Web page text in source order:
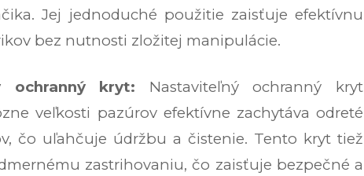
Jej jednoduché použitie zaisťuje efektívnu
bez nutnosti zložitej manipulácie.
ochranný kryt: Nastaviteľný ochranný kryt
veľkosti pazúrov efektívne zachytáva odreté
čo uľahčuje údržbu a čistenie. Tento kryt tiež
zastrihovaniu, čo zaisťuje bezpečné a